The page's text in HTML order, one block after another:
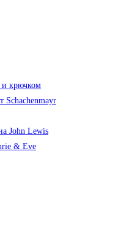
крючком
Schachenmayr
John Lewis
& Eve